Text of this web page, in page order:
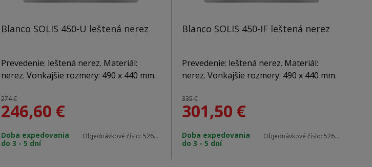
Blanco SOLIS 450-U leštená nerez
Prevedenie: leštená nerez. Materiál:
nerez. Vonkajšie rozmery: 490 x 440 mm.
vaničky: 185 mm. Zabudovanie pod
pracovnú dosku. V balení sa nachádza:
InFino výpusť so sitkom, sada úchytov,
zápachový uzáver s odbočkou pre
274 €
246,60 €
Doba expedovania
do 3 - 5 dní
Objednávkové číslo: 526120
Blanco SOLIS 450-IF leštená nerez
Prevedenie: leštená nerez. Materiál:
nerez. Vonkajšie rozmery: 490 x 440 mm.
vaničky: 185 mm. V balení sa nachádza:
odtoková armatúra s prepadom, 3 1/2 "
zápachový uzáver s odbočkou pre
umývačku riadu.
335 €
301,50 €
Doba expedovania
do 3 - 5 dní
Objednávkové číslo: 526121